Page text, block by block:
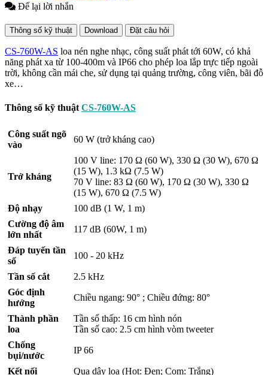
Để lại lời nhắn
Thông số kỹ thuật Download Đặt câu hỏi
CS-760W-AS loa nén nghe nhạc, công suất phát tới 60W, có khả
năng phát xa từ 100-400m và IP66 cho phép loa lắp trực tiếp ngoài
trời, không cần mái che, sử dụng tại quảng trường, công viên, bãi đỗ
xe…
Thông số kỹ thuật CS-760W-AS
Công suất ngõ
vào
60 W (trở kháng cao)
Trở kháng
100 V line: 170 Ω (60 W), 330 Ω (30 W), 670 Ω
(15 W), 1.3 kΩ (7.5 W)
70 V line: 83 Ω (60 W), 170 Ω (30 W), 330 Ω
(15 W), 670 Ω (7.5 W)
Độ nhạy
100 dB (1 W, 1 m)
Cường độ âm
lớn nhất
117 dB (60W, 1 m)
Đáp tuyến tần
số
100 - 20 kHz
Tần số cắt
2.5 kHz
Góc định
hướng
Chiều ngang: 90° ; Chiều đứng: 80°
Thành phần
loa
Tần số thấp: 16 cm hình nón
Tần số cao: 2.5 cm hình vòm tweeter
Chống
bụi/nước
IP 66
Kết nối Qua dây loa (Hot: Đen; Com: Trắng)